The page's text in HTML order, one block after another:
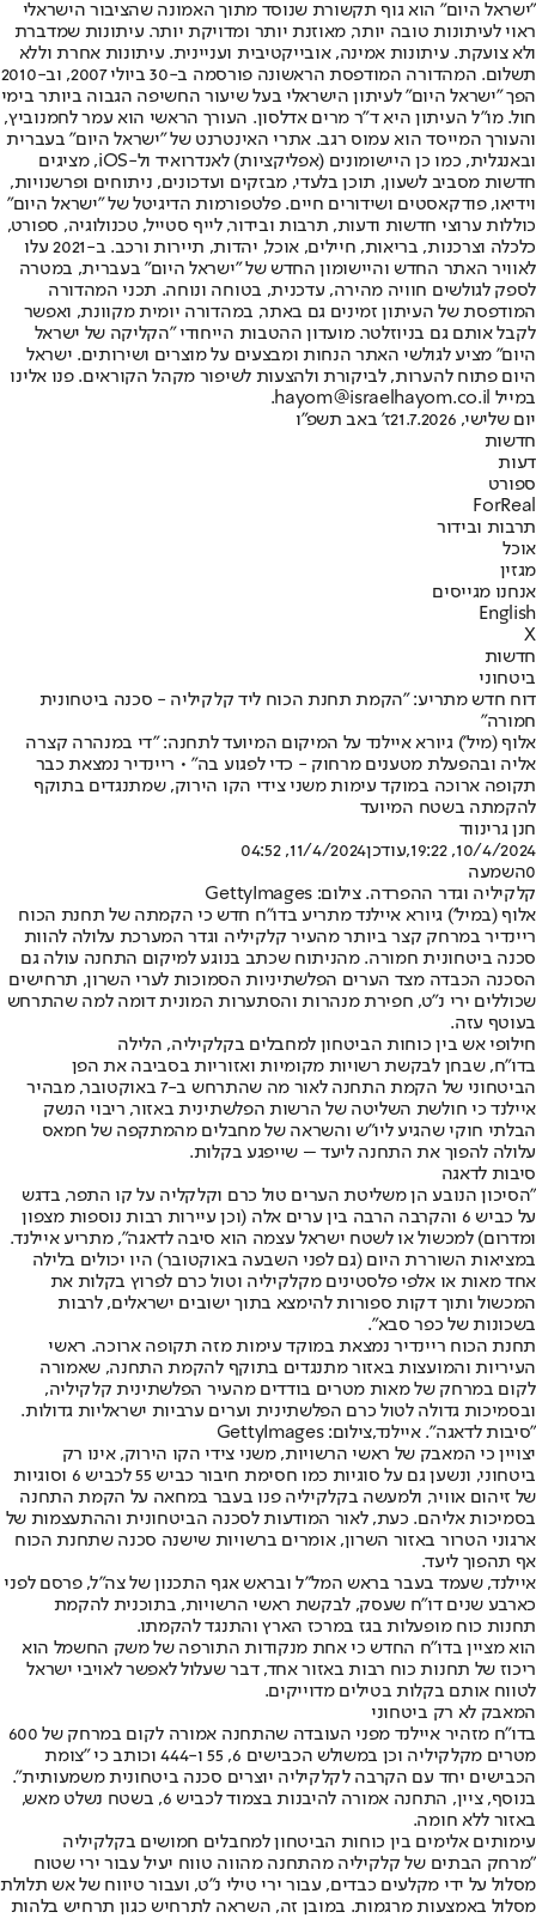
"ישראל היום" הוא גוף תקשורת שנוסד מתוך האמונה שהציבור הישראלי
ראוי לעיתונות טובה יותר, מאוזנת יותר ומדויקת יותר. עיתונות שמדברת
ולא צועקת. עיתונות אמינה, אובייקטיבית ועניינית. עיתונות אחרת וללא
תשלום. המהדורה המודפסת הראשונה פורסמה ב-30 ביולי 2007, וב-2010
הפך "ישראל היום" לעיתון הישראלי בעל שיעור החשיפה הגבוה ביותר בימי
חול. מו"ל העיתון היא ד"ר מרים אדלסון. העורך הראשי הוא עמר לחמנוביץ,
והעורך המייסד הוא עמוס רגב. אתרי האינטרנט של "ישראל היום" בעברית
ובאנגלית, כמו כן היישומונים (אפליקציות) לאנדרואיד ול-iOS, מציגים
חדשות מסביב לשעון, תוכן בלעדי, מבזקים ועדכונים, ניתוחים ופרשנויות,
וידיאו, פודקאסטים ושידורים חיים. פלטפורמות הדיגיטל של "ישראל היום"
כוללות ערוצי חדשות ודעות, תרבות ובידור, לייף סטייל, טכנולוגיה, ספורט,
כלכלה וצרכנות, בריאות, חיילים, אוכל, יהדות, תיירות ורכב. ב-2021 עלו
לאוויר האתר החדש והיישומון החדש של "ישראל היום" בעברית, במטרה
לספק לגולשים חוויה מהירה, עדכנית, בטוחה ונוחה. תכני המהדורה
המודפסת של העיתון זמינים גם באתר, במהדורה יומית מקוונת, ואפשר
לקבל אותם גם בניוזלטר. מועדון ההטבות הייחודי "הקליקה של ישראל
היום" מציע לגולשי האתר הנחות ומבצעים על מוצרים ושירותים. ישראל
היום פתוח להערות, לביקורת ולהצעות לשיפור מקהל הקוראים. פנו אלינו
במייל hayom@israelhayom.co.il.
יום שלישי, 21.7.2026
ז' באב תשפ"ו
חדשות
דעות
ספורט
ForReal
תרבות ובידור
אוכל
מגזין
אנחנו מגייסים
English
X
חדשות
ביטחוני
דוח חדש מתריע: "הקמת תחנת הכוח ליד קלקיליה - סכנה ביטחונית
חמורה"
אלוף (מיל') גיורא איילנד על המיקום המיועד לתחנה: "די במנהרה קצרה
אליה ובהפעלת מטענים מרחוק - כדי לפגוע בה" • ריינדיר נמצאת כבר
תקופה ארוכה במוקד עימות משני צידי הקו הירוק, שמתנגדים בתוקף
להקמתה בשטח המיועד
חנן גרינווד
10/4/2024, 19:22
,עודכן11/4/2024, 04:52
0השמעה
קלקיליה וגדר ההפרדה. צילום: GettyImages
אלוף (במיל') גיורא איילנד מתריע בדו"ח חדש כי הקמתה של תחנת הכוח
ריינדיר במרחק קצר ביותר מהעיר קלקיליה וגדר המערכת עלולה להוות
סכנה ביטחונית חמורה. מהניתוח שכתב בנוגע למיקום התחנה עולה גם
הסכנה הכבדה מצד הערים הפלשתיניות הסמוכות לערי השרון, תרחישים
שכוללים ירי נ"ט, חפירת מנהרות והסתערות המונית דומה למה שהתרחש
בעוטף עזה.
חילופי אש בין כוחות הביטחון למחבלים בקלקיליה, הלילה
בדו"ח, שבחן לבקשת רשויות מקומיות ואזוריות בסביבה את הפן
הביטחוני של הקמת התחנה לאור מה שהתרחש ב-7 באוקטובר, מבהיר
איילנד כי חולשת השליטה של הרשות הפלשתינית באזור, ריבוי הנשק
הבלתי חוקי שהגיע ליו"ש והשראה של מחבלים מהמתקפה של חמאס
עלולה להפוך את התחנה ליעד – שייפגע בקלות.
סיבות לדאגה
"הסיכון הנובע הן משליטת הערים טול כרם וקלקליה על קו התפר, בדגש
על כביש 6 והקרבה הרבה בין ערים אלה (וכן עיירות רבות נוספות מצפון
ומדרום) למכשול או לשטח ישראל עצמה הוא סיבה לדאגה", מתריע איילנד.
במציאות השוררת היום (גם לפני השבעה באוקטובר) היו יכולים בלילה
אחד מאות או אלפי פלסטינים מקלקיליה וטול כרם לפרוץ בקלות את
המכשול ותוך דקות ספורות להימצא בתוך ישובים ישראלים, לרבות
בשכונות של כפר סבא".
תחנת הכוח ריינדיר נמצאת במוקד עימות מזה תקופה ארוכה. ראשי
העיריות והמועצות באזור מתנגדים בתוקף להקמת התחנה, שאמורה
לקום במרחק של מאות מטרים בודדים מהעיר הפלשתינית קלקיליה,
ובסמיכות גדולה לטול כרם הפלשתינית וערים ערביות ישראליות גדולות.
"סיבות לדאגה". איילנד,צילום: GettyImages
יצויין כי המאבק של ראשי הרשויות, משני צידי הקו הירוק, אינו רק
ביטחוני, ונשען גם על סוגיות כמו חסימת חיבור כביש 55 לכביש 6 וסוגיות
של זיהום אוויר, ולמעשה בקלקיליה פנו בעבר במחאה על הקמת התחנה
בסמיכות אליהם. כעת, לאור המודעות לסכנה הביטחונית וההתעצמות של
ארגוני הטרור באזור השרון, אומרים ברשויות שישנה סכנה שתחנת הכוח
אף תהפוך ליעד.
איילנד, שעמד בעבר בראש המל"ל ובראש אגף התכנון של צה"ל, פרסם לפני
כארבע שנים דו"ח שעסק, לבקשת ראשי הרשויות, בתוכנית להקמת
תחנות כוח מופעלות בגז במרכז הארץ והתנגד להקמתו.
הוא מציין בדו"ח החדש כי אחת מנקודות התורפה של משק החשמל הוא
ריכוז של תחנות כוח רבות באזור אחד, דבר שעלול לאפשר לאויבי ישראל
לטווח אותם בקלות בטילים מדוייקים.
המאבק לא רק ביטחוני
בדו"ח מזהיר איילנד מפני העובדה שהתחנה אמורה לקום במרחק של 600
מטרים מקלקיליה וכן במשולש הכבישים 6, 55 ו-444 וכותב כי "צומת
הכבישים יחד עם הקרבה לקלקיליה יוצרים סכנה ביטחונית משמעותית".
בנוסף, ציין, התחנה אמורה להיבנות בצמוד לכביש 6, בשטח נשלט מאש,
באזור ללא חומה.
עימותים אלימים בין כוחות הביטחון למחבלים חמושים בקלקיליה
"מרחק הבתים של קלקיליה מהתחנה מהווה טווח יעיל עבור ירי שטוח
מסלול על ידי מקלעים כבדים, עבור ירי טילי נ"ט, ועבור טיווח של אש תלולת
מסלול באמצעות מרגמות. במובן זה, השראה לתרחיש כגון תרחיש בלהות